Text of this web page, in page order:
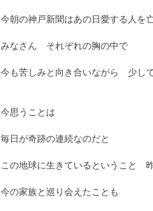
今朝の神戸新聞はあの日愛する人を
みなさん　それぞれの胸の中で
今も苦しみと向き合いながら　少し
今思うことは
毎日が奇跡の連続なのだと
この地球に生きているということ　
今の家族と巡り会えたことも